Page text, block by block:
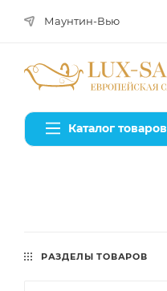
Маунтин-Вью
Каталог товаров
РАЗДЕЛЫ ТОВАРОВ